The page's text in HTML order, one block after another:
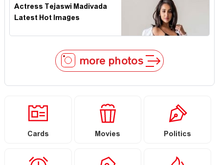
Actress Tejaswi Madivada
Latest Hot Images
more photos
Cards Movies Politics